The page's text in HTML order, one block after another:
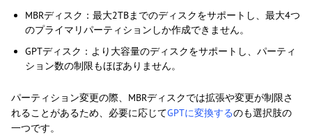
MBRディスク：最大2TBまでのディスクをサポートし、最大4つ
のプライマリパーティションしか作成できません。
GPTディスク：より大容量のディスクをサポートし、パーティ
ション数の制限もほぼありません。
パーティション変更の際、MBRディスクでは拡張や変更が制限さ
れることがあるため、必要に応じてGPTに変換するのも選択肢の
一つです。